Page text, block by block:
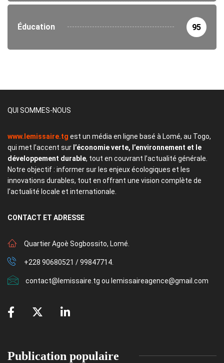
Éducation 95
QUI SOMMES-NOUS
www.lemissaire.tg est un média en ligne basé à Lomé, au Togo,
qui met l’accent sur l’économie verte, l’environnement et le
développement durable, tout en couvrant l’actualité générale.
Notre objectif : informer sur les enjeux écologiques et les
innovations durables, tout en offrant une vision complète de
l’actualité locale et internationale.
CONTACT ET ADRESSE
Quartier Agoè Sogbossito, Lomé.
+228 90680521 / 99847714.
contact@lemissaire.tg ou lemissaireagence@gmail.com
Publication populaire